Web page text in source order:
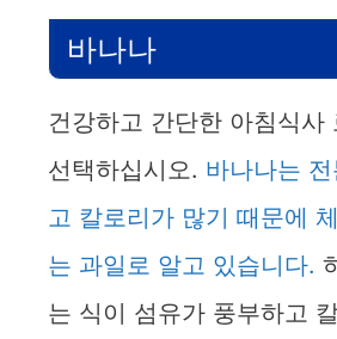
바나나
건강하고 간단한 아침식사
선택하십시오. 바나나는
고 칼로리가 많기 때문에
는 과일로 알고 있습니다.
는 식이 섬유가 풍부하고